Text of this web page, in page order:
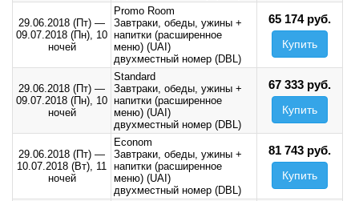
29.06.2018 (Пт) —
09.07.2018 (Пн), 10
ночей
Promo Room
Завтраки, обеды, ужины +
напитки (расширенное
меню) (UAI)
двухместный номер (DBL)
65 174 руб.
Купить
29.06.2018 (Пт) —
09.07.2018 (Пн), 10
ночей
Standard
Завтраки, обеды, ужины +
напитки (расширенное
меню) (UAI)
двухместный номер (DBL)
67 333 руб.
Купить
29.06.2018 (Пт) —
10.07.2018 (Вт), 11
ночей
Econom
Завтраки, обеды, ужины +
напитки (расширенное
меню) (UAI)
двухместный номер (DBL)
81 743 руб.
Купить